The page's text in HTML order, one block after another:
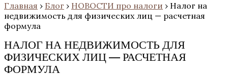
Главная › Блог › НОВОСТИ про налоги › Налог на
недвижимость для физических лиц — расчетная
формула
НАЛОГ НА НЕДВИЖИМОСТЬ ДЛЯ
ФИЗИЧЕСКИХ ЛИЦ — РАСЧЕТНАЯ
ФОРМУЛА